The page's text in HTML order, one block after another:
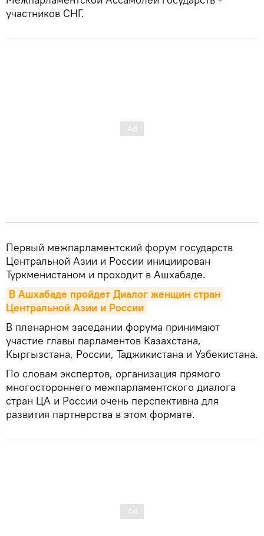
участников СНГ.
Первый межпарламентский форум государств
Центральной Азии и России инициирован
Туркменистаном и проходит в Ашхабаде.
В Ашхабаде пройдет Диалог женщин стран
Центральной Азии и России
В пленарном заседании форума принимают
участие главы парламентов Казахстана,
Кыргызстана, России, Таджикистана и Узбекистана.
По словам экспертов, организация прямого
многостороннего межпарламентского диалога
стран ЦА и России очень перспективна для
развития партнерства в этом формате.